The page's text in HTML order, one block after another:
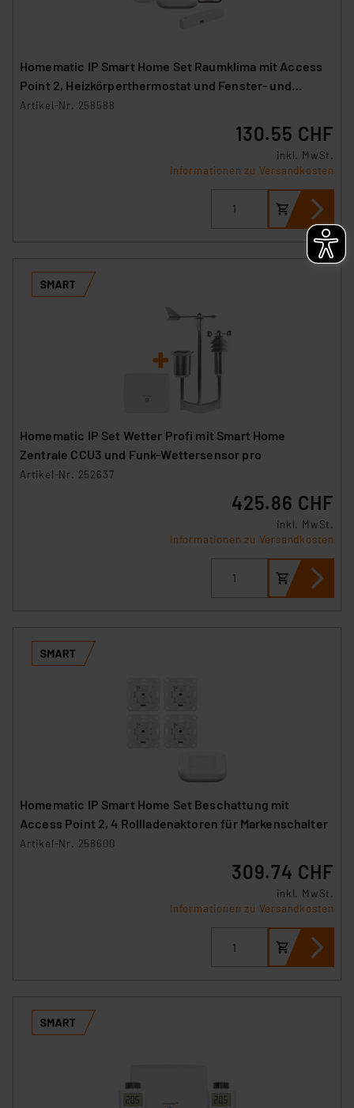
Homematic IP Smart Home Set Raumklima mit Access
Point 2, Heizkörperthermostat und Fenster- und
Türkontakt
Artikel-Nr. 258588
130.55 CHF
inkl. MwSt.
Informationen zu Versandkosten
Homematic IP Set Wetter Profi mit Smart Home
Zentrale CCU3 und Funk-Wettersensor pro
Artikel-Nr. 252637
425.86 CHF
inkl. MwSt.
Informationen zu Versandkosten
Homematic IP Smart Home Set Beschattung mit
Access Point 2, 4 Rollladenaktoren für Markenschalter
Artikel-Nr. 258600
309.74 CHF
inkl. MwSt.
Informationen zu Versandkosten